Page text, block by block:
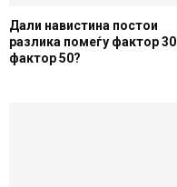
Дали навистина постои
разлика помеѓу фактор 30
фактор 50?